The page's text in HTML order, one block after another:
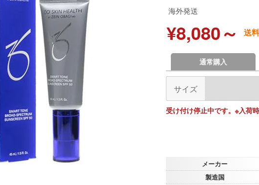
海外発送
¥8,080～ 送
通常購入
サイズ
受け付け停止中です。※入荷
メーカー
製造国